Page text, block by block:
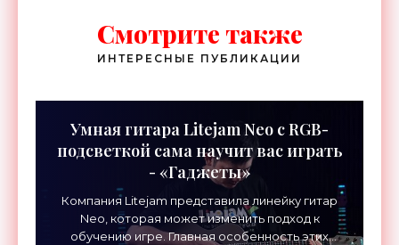
Смотрите также
ИНТЕРЕСНЫЕ ПУБЛИКАЦИИ
Умная гитара Litejam Neo с RGB-
подсветкой сама научит вас играть
- «Гаджеты»
Компания Litejam представила линейку гитар
Neo, которая может изменить подход к
обучению игре. Главная особенность этих